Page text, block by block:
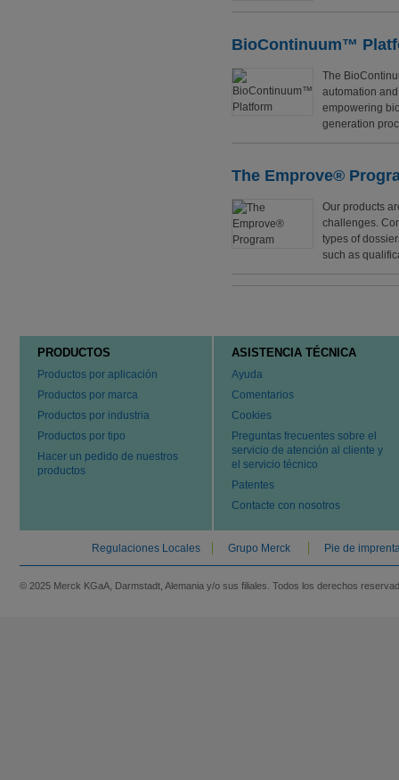
BioContinuum™
The
automation
empowering
generation
The Emprove®
Our products
challenges.
types of
such as
PRODUCTOS
Productos por aplicación
Productos por marca
Productos por industria
Productos por tipo
Hacer un pedido de nuestros
productos
ASISTENCIA TÉCNICA
Ayuda
Comentarios
Cookies
Preguntas frecuentes sobre el
servicio de atención al cliente y
el servicio técnico
Patentes
Contacte con nosotros
Regulaciones Locales Grupo Merck Pie de
© 2025 Merck KGaA, Darmstadt, Alemania y/o sus filiales. Todos los derechos